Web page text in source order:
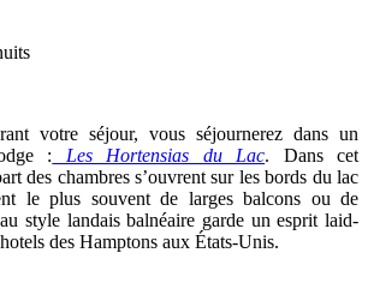
votre séjour, vous séjournerez dans un
: Les Hortensias du Lac. Dans cet
des chambres s’ouvrent sur les bords du lac
le plus souvent de larges balcons ou de
style landais balnéaire garde un esprit laid-
des Hamptons aux États-Unis.